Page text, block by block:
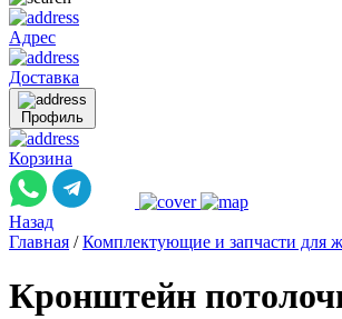
Адрес
Доставка
Профиль
Корзина
Назад
Главная / Комплектующие и запчасти для
Кронштейн